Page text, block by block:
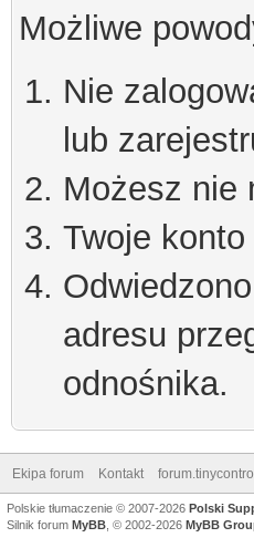
Możliwe
Nie
lub
Możesz nie
Twoje
adresu
odnośnika.
Ekipa forum Kontakt
Polskie tłumaczenie © 2007-2026 Polski
Silnik forum MyBB , © 2002-2026 MyBB